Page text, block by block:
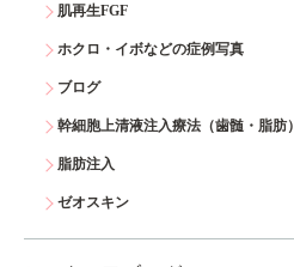
肌再生FGF
ホクロ・イボなどの症例写真
ブログ
幹細胞上清液注入療法（歯髄・脂肪）
脂肪注入
ゼオスキン